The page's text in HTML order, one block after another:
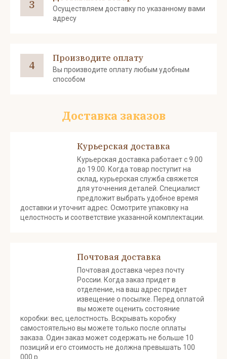
3
Осуществляем доставку по указанному вами
адресу
4
Производите оплату
Вы производите оплату любым удобным
способом
Доставка заказов
Курьерская доставка
Курьерская доставка работает с 9.00
до 19.00. Когда товар поступит на
склад, курьерская служба свяжется
для уточнения деталей. Специалист
предложит выбрать удобное время
доставки и уточнит адрес. Осмотрите упаковку на
целостность и соответствие указанной комплектации.
Почтовая доставка
Почтовая доставка через почту
России. Когда заказ придет в
отделение, на ваш адрес придет
извещение о посылке. Перед оплатой
вы можете оценить состояние
коробки: вес, целостность. Вскрывать коробку
самостоятельно вы можете только после оплаты
заказа. Один заказ может содержать не больше 10
позиций и его стоимость не должна превышать 100
000 р.